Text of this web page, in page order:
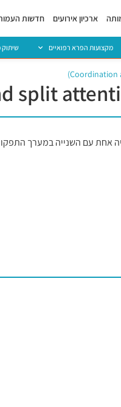
ארכיון אירועים חדשות
מקצועות הפרא רפואיים שיתוק
לתפקד בהרמוניה אחת עם